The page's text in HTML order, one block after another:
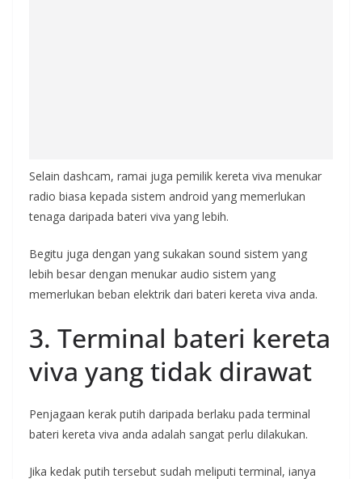
Selain dashcam, ramai juga pemilik kereta viva menukar
radio biasa kepada sistem android yang memerlukan
tenaga daripada bateri viva yang lebih.
Begitu juga dengan yang sukakan sound sistem yang
lebih besar dengan menukar audio sistem yang
memerlukan beban elektrik dari bateri kereta viva anda.
3. Terminal bateri kereta
viva yang tidak dirawat
Penjagaan kerak putih daripada berlaku pada terminal
bateri kereta viva anda adalah sangat perlu dilakukan.
Jika kedak putih tersebut sudah meliputi terminal, ianya